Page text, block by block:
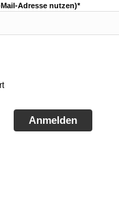
Adresse nutzen)*
Anmelden